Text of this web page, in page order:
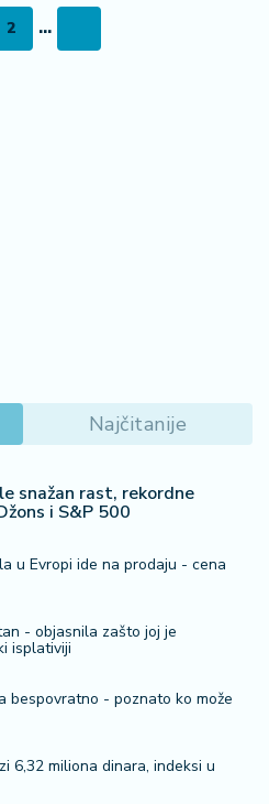
2 ...
Najčitanije
snažan rast, rekordne
i S&P 500
u Evropi ide na prodaju - cena
- objasnila zašto joj je
isplativiji
bespovratno - poznato ko može
6,32 miliona dinara, indeksi u